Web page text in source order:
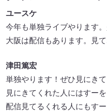
ユースケ
今年も単独ライブやります
大阪は配信もあります。見て
津田篤宏
単独やります！ぜひ見にきて
見にきてくれた人にはすー
配信見てるくれる人にもす